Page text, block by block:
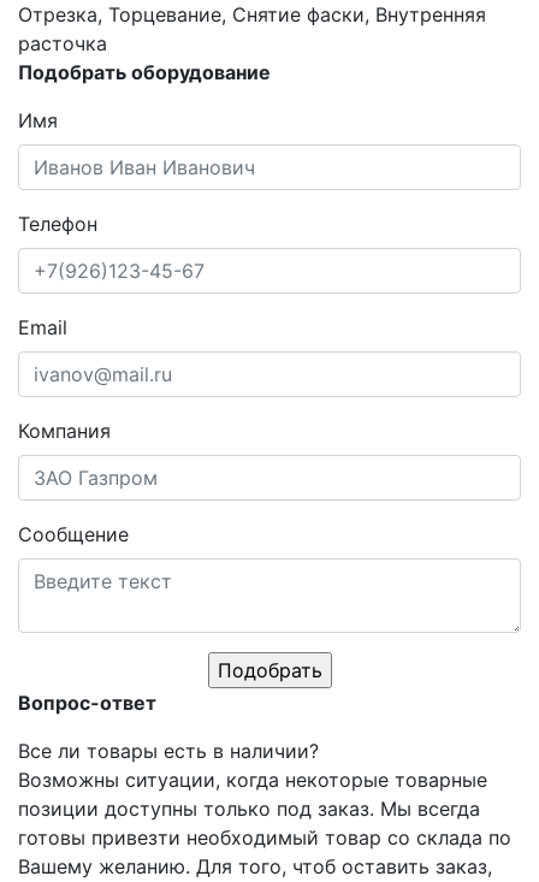
Отрезка, Торцевание, Снятие фаски, Внутренняя
расточка
Подобрать оборудование
Имя
Телефон
Email
Компания
Сообщение
Вопрос-ответ
Все ли товары есть в наличии?
Возможны ситуации, когда некоторые товарные
позиции доступны только под заказ. Мы всегда
готовы привезти необходимый товар со склада по
Вашему желанию. Для того, чтоб оставить заказ,